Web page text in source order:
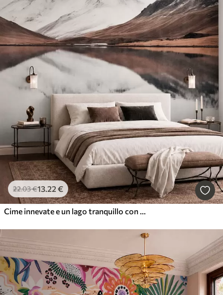
22.03€13.22 €
Cime innevate e un lago tranquillo con un riflesso simile a uno specchio